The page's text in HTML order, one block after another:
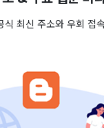
최신 주소와 우회